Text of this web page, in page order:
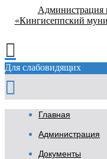
Администрация
«Кингисеппский
Для слабовидящих
Главная
Администрация
Документы